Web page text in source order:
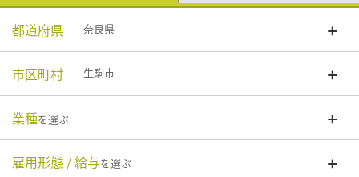
都道府県 奈良県
市区町村 生駒市
業種を選ぶ
雇用形態 / 給与を選ぶ